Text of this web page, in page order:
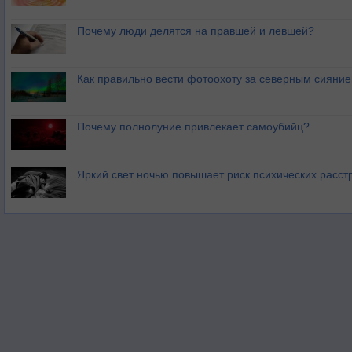
Почему люди делятся на правшей и левшей?
Как правильно вести фотоохоту за северным
Почему полнолуние привлекает самоубийц?
Яркий свет ночью повышает риск психических